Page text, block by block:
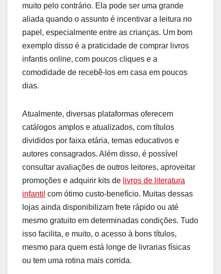
muito pelo contrário. Ela pode ser uma grande
aliada quando o assunto é incentivar a leitura no
papel, especialmente entre as crianças. Um bom
exemplo disso é a praticidade de comprar livros
infantis online, com poucos cliques e a
comodidade de recebê-los em casa em poucos
dias.
Atualmente, diversas plataformas oferecem
catálogos amplos e atualizados, com títulos
divididos por faixa etária, temas educativos e
autores consagrados. Além disso, é possível
consultar avaliações de outros leitores, aproveitar
promoções e adquirir kits de livros de literatura
infantil com ótimo custo-benefício. Muitas dessas
lojas ainda disponibilizam frete rápido ou até
mesmo gratuito em determinadas condições. Tudo
isso facilita, e muito, o acesso à bons títulos,
mesmo para quem está longe de livrarias físicas
ou tem uma rotina mais corrida.